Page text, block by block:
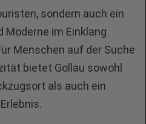
sondern auch ein
Moderne im Einklang
Menschen auf der Suche
bietet Gollau sowohl
als auch ein